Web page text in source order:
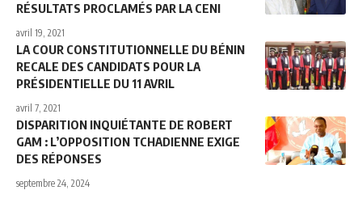
RÉSULTATS PROCLAMÉS PAR LA CENI
avril 19, 2021
LA COUR CONSTITUTIONNELLE DU BÉNIN
RECALE DES CANDIDATS POUR LA
PRÉSIDENTIELLE DU 11 AVRIL
avril 7, 2021
DISPARITION INQUIÉTANTE DE ROBERT
GAM : L’OPPOSITION TCHADIENNE EXIGE
DES RÉPONSES
septembre 24, 2024